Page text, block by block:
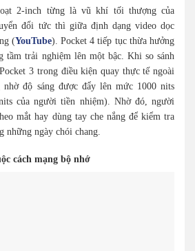
2-inch từng là vũ khí tối thượng của
đổi tức thì giữa định dạng video dọc
(YouTube). Pocket 4 tiếp tục thừa hưởng
tầm trải nghiệm lên một bậc. Khi so sánh
3 trong điều kiện quay thực tế ngoài
nhờ độ sáng được đẩy lên mức 1000 nits
của người tiền nhiệm). Nhờ đó, người
mắt hay dùng tay che nắng để kiểm tra
những ngày chói chang.
cách mạng bộ nhớ